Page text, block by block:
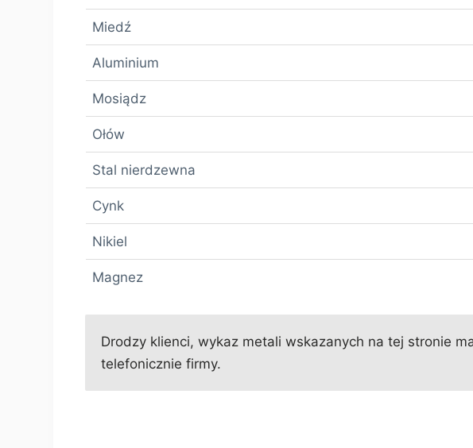
Miedź
Aluminium
Mosiądz
Ołów
Stal nierdzewna
Cynk
Nikiel
Magnez
Drodzy klienci, wykaz metali wskazanych na tej stronie
telefonicznie firmy.